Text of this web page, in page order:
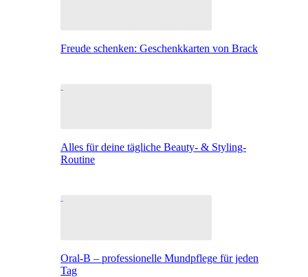
Freude schenken: Geschenkkarten von Brack
Alles für deine tägliche Beauty- & Styling-
Routine
Oral-B – professionelle Mundpflege für jeden
Tag